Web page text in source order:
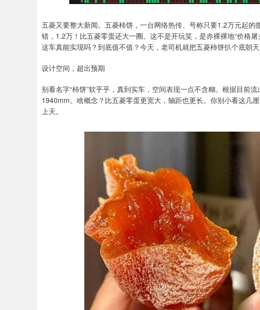
五菱又要整大新闻。五菱柿饼，一台网络热传、号称只要1.2万元起
错，1.2万！比五菱零蛋还大一圈。这不是开玩笑，是赤裸裸地“价格
这车真能实现吗？到底值不值？今天，老司机就把五菱柿饼扒个底朝天
设计空间，超出预期
别看名字“柿饼”软乎乎，真到实车，空间表现一点不含糊。根据目前
1940mm。啥概念？比五菱零蛋更宽大，轴距也更长。你别小看这几
上天。